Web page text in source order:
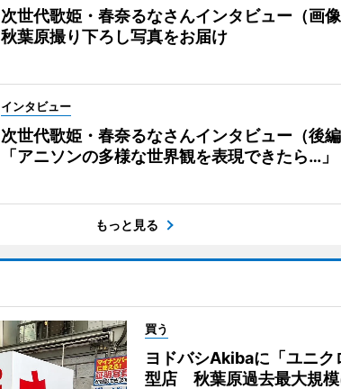
次世代歌姫・春奈るなさんインタビュー（画
秋葉原撮り下ろし写真をお届け
インタビュー
次世代歌姫・春奈るなさんインタビュー（後
「アニソンの多様な世界観を表現できたら…」
もっと見る
買う
ヨドバシAkibaに「ユニク
型店 秋葉原過去最大規模